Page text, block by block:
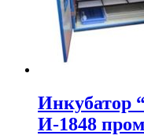
Инкубатор
И-1848 пром